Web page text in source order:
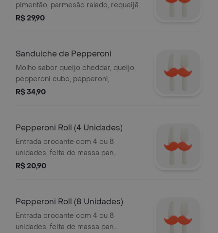
pimentão, parmesão ralado, requeijão
e azeite.
R$ 29,90
Sanduíche de Pepperoni
Molho sabor queijo cheddar, queijo,
pepperoni cubo, pepperoni,
pimentão, pepperoni cup e azeite.
R$ 34,90
Pepperoni Roll (4 Unidades)
Entrada crocante com 4 ou 8
unidades, feita de massa pan,
recheada de pepperoni cubo, queijo,
R$ 20,90
Pepperoni Roll (8 Unidades)
Entrada crocante com 4 ou 8
unidades, feita de massa pan,